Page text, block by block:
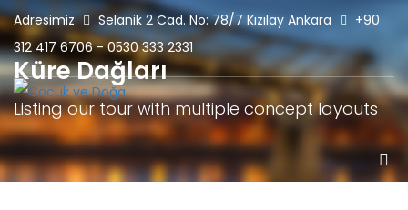
Adresimiz Selanik 2 Cad. No: 78/7 Kızılay Ankara
+90
312 417 6706 - 0530 333 2331
Küre Dağları
Listing our tour with multiple concept layouts